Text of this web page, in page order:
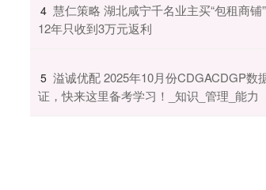
4 慧仁策略 湖北咸宁千名业主买“包租商铺”
12年只收到3万元返利
5 溢诚优配 2025年10月份CDGACDGP数
证，快来这里备考学习！_知识_管理_能力